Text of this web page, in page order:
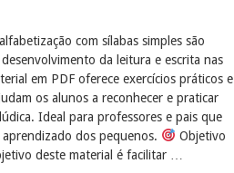
com sílabas simples são
da leitura e escrita nas
em PDF oferece exercícios práticos e
os alunos a reconhecer e praticar
Ideal para professores e pais que
dos pequenos.
Objetivo
deste material é facilitar …